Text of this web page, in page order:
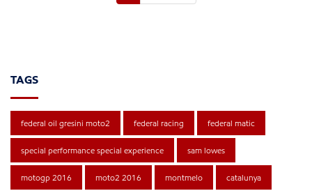
TAGS
federal oil gresini moto2 federal racing federal matic
special performance special experience sam lowes
motogp 2016 moto2 2016 montmelo catalunya